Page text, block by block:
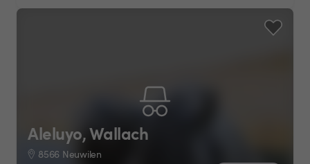
Aleluyo, Wallach
8566 Neuwilen